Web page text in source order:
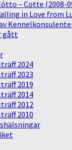
– Cotte (2008-
in Love from
gått
2024
2023
2019
2014
2012
2010